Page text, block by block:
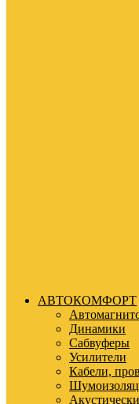
АВТОКОМФОРТ
Динамики
Сабвуферы
Усилители
Кабели,